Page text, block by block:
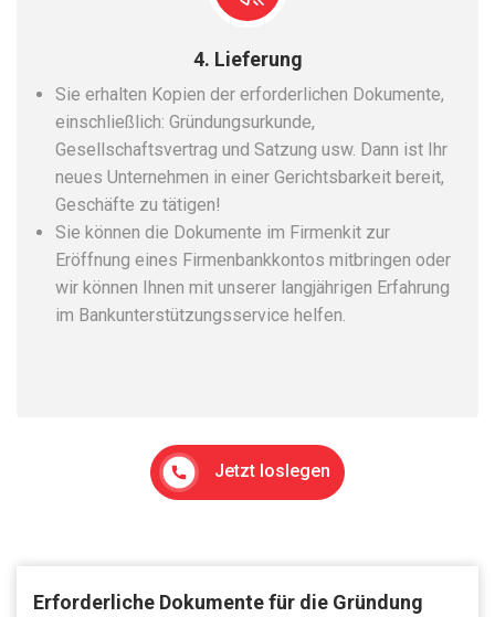
4. Lieferung
Sie erhalten Kopien der erforderlichen Dokumente,
einschließlich: Gründungsurkunde,
Gesellschaftsvertrag und Satzung usw. Dann ist Ihr
neues Unternehmen in einer Gerichtsbarkeit bereit,
Geschäfte zu tätigen!
Sie können die Dokumente im Firmenkit zur
Eröffnung eines Firmenbankkontos mitbringen oder
wir können Ihnen mit unserer langjährigen Erfahrung
im Bankunterstützungsservice helfen.
Jetzt loslegen
Erforderliche Dokumente für die Gründung